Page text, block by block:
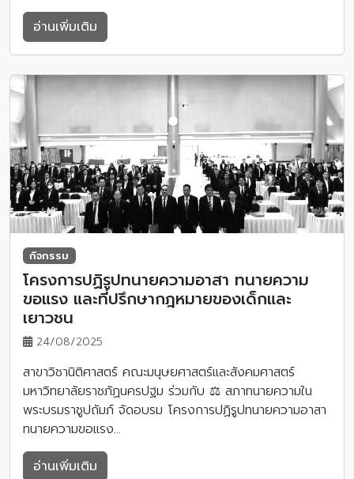
อ่านเพิ่มเติม
กิจกรรม
โครงการปฏิรูปทนายความอาสา ทนายความ
ขอแรง และที่ปรึกษากฎหมายของเด็กและ
เยาวชน
24/08/2025
สาขาวิชานิติศาสตร์ คณะมนุษยศาสตร์และสังคมศาสตร์
มหาวิทยาลัยราชภัฏนครปฐม ร่วมกับ ⚖️ สภาทนายความใน
พระบรมราชูปถัมภ์ จัดอบรม โครงการปฏิรูปทนายความอาสา
ทนายความขอแรง…
อ่านเพิ่มเติม